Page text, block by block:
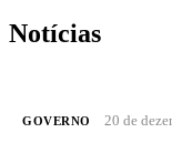
Notícias
GOVERNO 20 de